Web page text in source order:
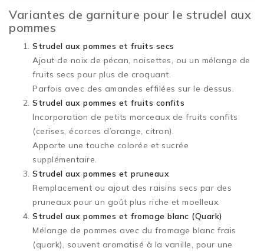
Variantes de garniture pour le strudel aux
pommes
Strudel aux pommes et fruits secs
Ajout de noix de pécan, noisettes, ou un mélange de
fruits secs pour plus de croquant.
Parfois avec des amandes effilées sur le dessus.
Strudel aux pommes et fruits confits
Incorporation de petits morceaux de fruits confits
(cerises, écorces d’orange, citron).
Apporte une touche colorée et sucrée
supplémentaire.
Strudel aux pommes et pruneaux
Remplacement ou ajout des raisins secs par des
pruneaux pour un goût plus riche et moelleux.
Strudel aux pommes et fromage blanc (Quark)
Mélange de pommes avec du fromage blanc frais
(quark), souvent aromatisé à la vanille, pour une